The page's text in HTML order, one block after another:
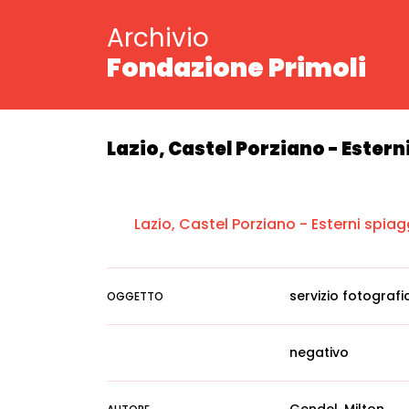
Archivio
Fondazione Primoli
Lazio, Castel Porziano -
Lazio, Castel Porziano - Esterni
OGGETTO servizio
negativo